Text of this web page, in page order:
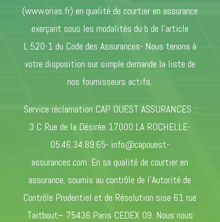
(www.orias.fr) en qualité de courtier en assurance
exerçant sous les modalités du b de l’article
L.520-1 du Code des Assurances- Nous tenons à
votre disposition sur simple demande la liste de
nos fournisseurs actifs.
Service réclamation CAP OUEST ASSURANCES :
3 C Rue de la Désirée 17000 LA ROCHELLE-
05.46.34.89.65- info@capouest-
assurances.com. En sa qualité de courtier en
assurance, soumis au contrôle de l’Autorité de
Contrôle Prudentiel et de Résolution sise 61 rue
Taitbout– 75436 Paris CEDEX 09. Nous nous